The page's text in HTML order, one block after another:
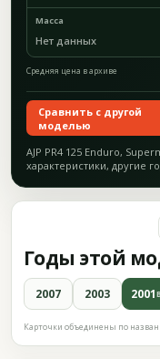
Масса
Нет данных
Средняя цена в архиве
Сравнить с другой
моделью
AJP PR4 125 Enduro,
характеристики, другие
Годы этой
2007 2003 2001
Карточки объединены по